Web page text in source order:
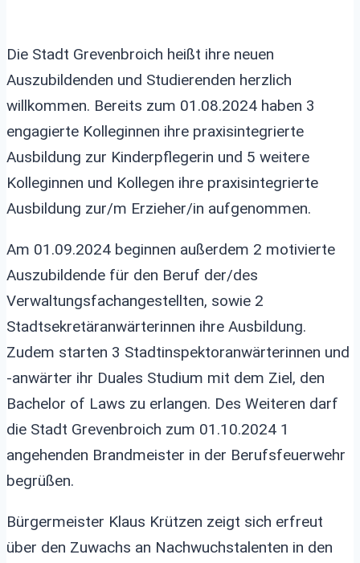
Die Stadt Grevenbroich heißt ihre neuen
Auszubildenden und Studierenden herzlich
willkommen. Bereits zum 01.08.2024 haben 3
engagierte Kolleginnen ihre praxisintegrierte
Ausbildung zur Kinderpflegerin und 5 weitere
Kolleginnen und Kollegen ihre praxisintegrierte
Ausbildung zur/m Erzieher/in aufgenommen.
Am 01.09.2024 beginnen außerdem 2 motivierte
Auszubildende für den Beruf der/des
Verwaltungsfachangestellten, sowie 2
Stadtsekretäranwärterinnen ihre Ausbildung.
Zudem starten 3 Stadtinspektoranwärterinnen und
-anwärter ihr Duales Studium mit dem Ziel, den
Bachelor of Laws zu erlangen. Des Weiteren darf
die Stadt Grevenbroich zum 01.10.2024 1
angehenden Brandmeister in der Berufsfeuerwehr
begrüßen.
Bürgermeister Klaus Krützen zeigt sich erfreut
über den Zuwachs an Nachwuchstalenten in den